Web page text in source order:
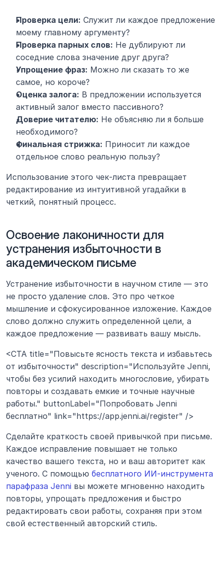
Проверка цели: Служит ли каждое предложение
моему главному аргументу?
Проверка парных слов: Не дублируют ли
соседние слова значение друг друга?
Упрощение фраз: Можно ли сказать то же
самое, но короче?
Оценка залога: В предложении используется
активный залог вместо пассивного?
Доверие читателю: Не объясняю ли я больше
необходимого?
Финальная стрижка: Приносит ли каждое
отдельное слово реальную пользу?
Использование этого чек-листа превращает
редактирование из интуитивной угадайки в
четкий, понятный процесс.
Освоение лаконичности для
устранения избыточности в
академическом письме
Устранение избыточности в научном стиле — это
не просто удаление слов. Это про четкое
мышление и сфокусированное изложение. Каждое
слово должно служить определенной цели, а
каждое предложение — развивать вашу мысль.
<CTA title="Повысьте ясность текста и избавьтесь
от избыточности" description="Используйте Jenni,
чтобы без усилий находить многословие, убирать
повторы и создавать емкие и точные научные
работы." buttonLabel="Попробовать Jenni
бесплатно" link="https://app.jenni.ai/register" />
Сделайте краткость своей привычкой при письме.
Каждое исправление повышает не только
качество вашего текста, но и ваш авторитет как
ученого. С помощью бесплатного ИИ-инструмента
парафраза Jenni вы можете мгновенно находить
повторы, упрощать предложения и быстро
редактировать свои работы, сохраняя при этом
свой естественный авторский стиль.